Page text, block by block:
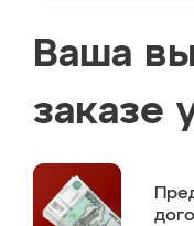
Ваша
заказе